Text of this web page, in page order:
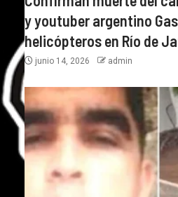
y youtuber argentino
helicópteros en Río de
junio 14, 2026 admin